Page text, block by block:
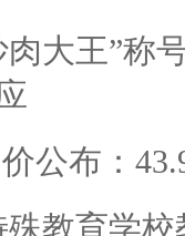
大王”称
公布：
殊教育学